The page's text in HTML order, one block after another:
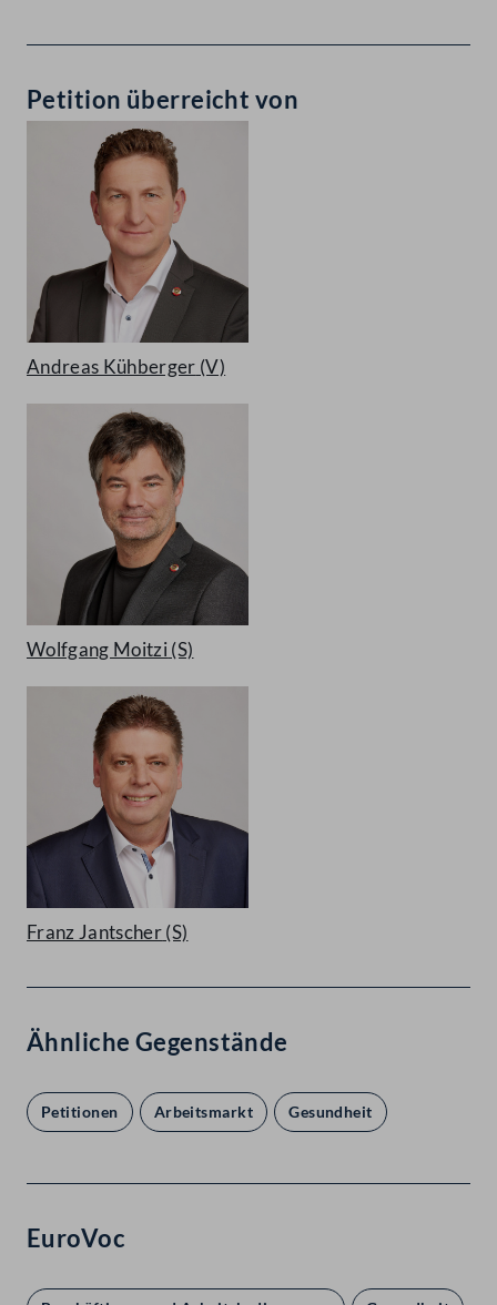
Petition überreicht von
Andreas Kühberger (V)
Wolfgang Moitzi (S)
Franz Jantscher(S)
Ähnliche Gegenstände
Petitionen Arbeitsmarkt Gesundheit
EuroVoc